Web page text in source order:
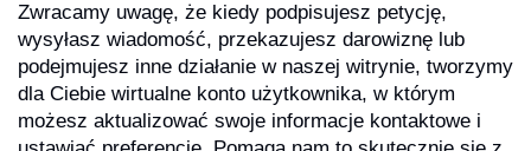
Zwracamy uwagę, że kiedy podpisujesz petycję,
wysyłasz wiadomość, przekazujesz darowiznę lub
podejmujesz inne działanie w naszej witrynie, tworzymy
dla Ciebie wirtualne konto użytkownika, w którym
możesz aktualizować swoje informacje kontaktowe i